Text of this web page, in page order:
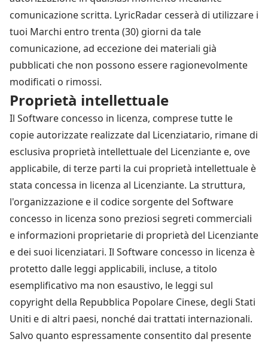
comunicazione scritta. LyricRadar cesserà di utilizzare i
tuoi Marchi entro trenta (30) giorni da tale
comunicazione, ad eccezione dei materiali già
pubblicati che non possono essere ragionevolmente
modificati o rimossi.
Proprietà intellettuale
Il Software concesso in licenza, comprese tutte le
copie autorizzate realizzate dal Licenziatario, rimane di
esclusiva proprietà intellettuale del Licenziante e, ove
applicabile, di terze parti la cui proprietà intellettuale è
stata concessa in licenza al Licenziante. La struttura,
l'organizzazione e il codice sorgente del Software
concesso in licenza sono preziosi segreti commerciali
e informazioni proprietarie di proprietà del Licenziante
e dei suoi licenziatari. Il Software concesso in licenza è
protetto dalle leggi applicabili, incluse, a titolo
esemplificativo ma non esaustivo, le leggi sul
copyright della Repubblica Popolare Cinese, degli Stati
Uniti e di altri paesi, nonché dai trattati internazionali.
Salvo quanto espressamente consentito dal presente